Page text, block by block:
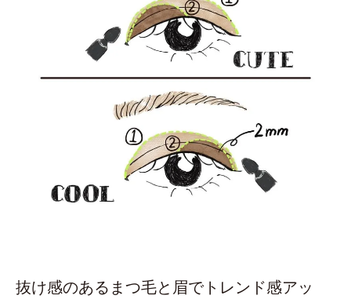
抜け感のあるまつ毛と眉でトレンド感アッ